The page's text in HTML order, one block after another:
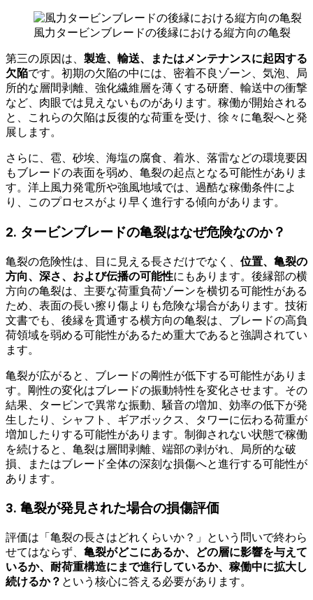
風力タービンブレードの後縁における縦方向の亀裂
第三の原因は、 製造、輸送、またはメンテナンスに起因する
欠陥です。初期の欠陥の中には、密着不良ゾーン、気泡、局
所的な層間剥離、強化繊維層を薄くする研磨、輸送中の衝撃
など、肉眼では見えないものがあります。稼働が開始される
と、これらの欠陥は反復的な荷重を受け、徐々に亀裂へと発
展します。
さらに、雹、砂埃、海塩の腐食、着氷、落雷などの環境要因
もブレードの表面を弱め、亀裂の起点となる可能性がありま
す。洋上風力発電所や強風地域では、過酷な稼働条件によ
り、このプロセスがより早く進行する傾向があります。
2. タービンブレードの亀裂はなぜ危険なのか？
亀裂の危険性は、目に見える長さだけでなく、 位置、亀裂の
方向、深さ、および伝播の可能性にもあります。後縁部の横
方向の亀裂は、主要な荷重負荷ゾーンを横切る可能性がある
ため、表面の長い擦り傷よりも危険な場合があります。技術
文書でも、後縁を貫通する横方向の亀裂は、ブレードの高負
荷領域を弱める可能性があるため重大であると強調されてい
ます。
亀裂が広がると、ブレードの剛性が低下する可能性がありま
す。剛性の変化はブレードの振動特性を変化させます。その
結果、タービンで異常な振動、騒音の増加、効率の低下が発
生したり、シャフト、ギアボックス、タワーに伝わる荷重が
増加したりする可能性があります。制御されない状態で稼働
を続けると、亀裂は層間剥離、端部の剥がれ、局所的な破
損、またはブレード全体の深刻な損傷へと進行する可能性が
あります。
3. 亀裂が発見された場合の損傷評価
評価は「亀裂の長さはどれくらいか？」という問いで終わら
せてはならず、 亀裂がどこにあるか、どの層に影響を与えて
いるか、耐荷重構造にまで進行しているか、稼働中に拡大し
続けるか？ という核心に答える必要があります。